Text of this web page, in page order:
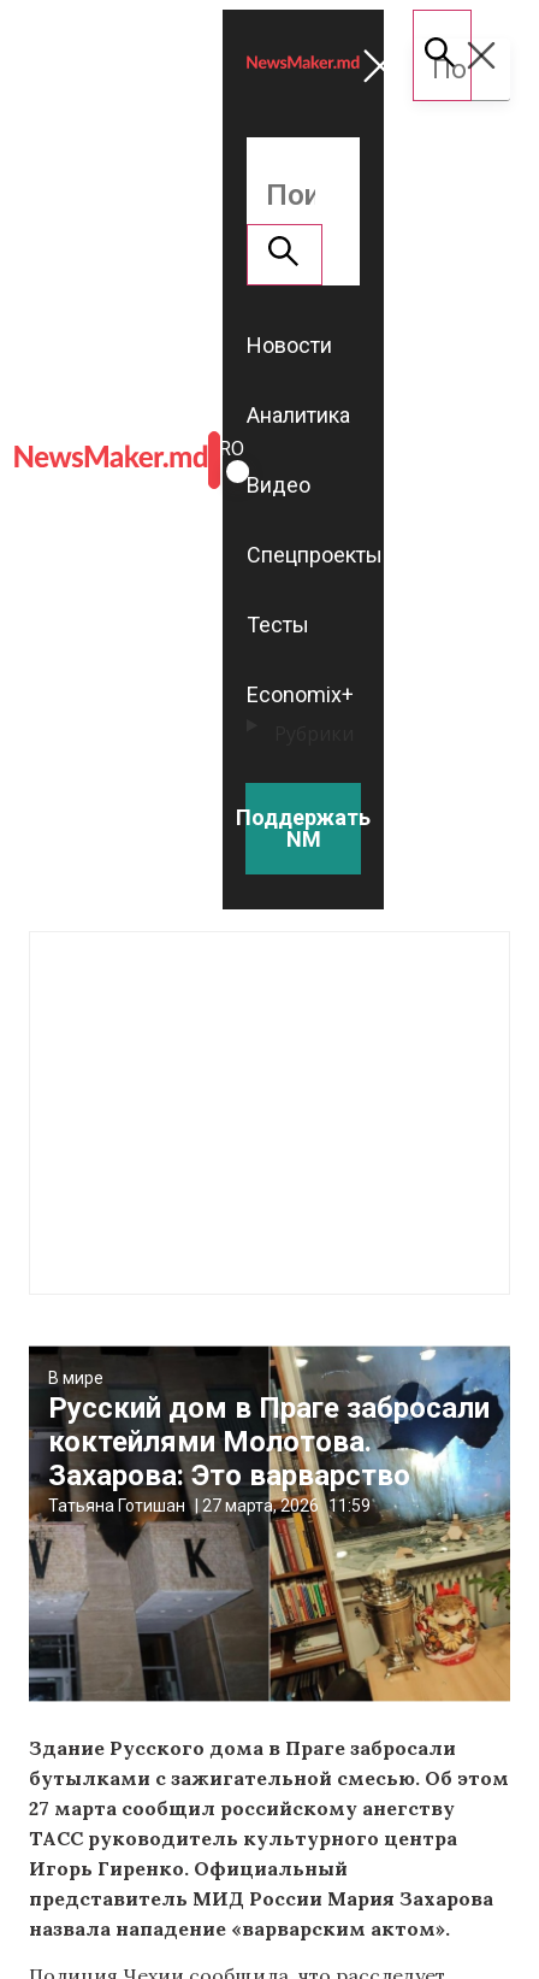
ROMÂNĂ
RU
Новости
Аналитика
Видео
Спецпроекты
Тесты
Economix+
Поддержать
NM
В мире
Русский дом в Праге забросали
коктейлями Молотова.
Захарова: Это варварство
Татьяна Готишан 27 марта, 2026 11:59
Здание Русского дома в Праге забросали
бутылками с зажигательной смесью. Об этом
27 марта сообщил российскому анегству
ТАСС руководитель культурного центра
Игорь Гиренко. Официальный
представитель МИД России Мария Захарова
назвала нападение «варварским актом».